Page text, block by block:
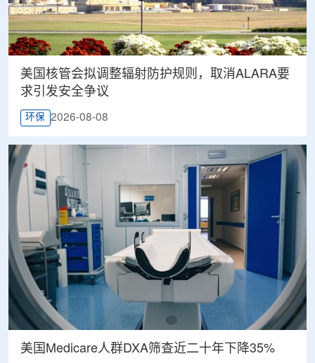
美国核管会拟调整辐射防护规则，取消ALARA要
求引发安全争议
环保 2026-08-08
美国Medicare人群DXA筛查近二十年下降35%